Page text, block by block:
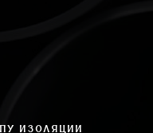
ИЗОЛЯЦИИ